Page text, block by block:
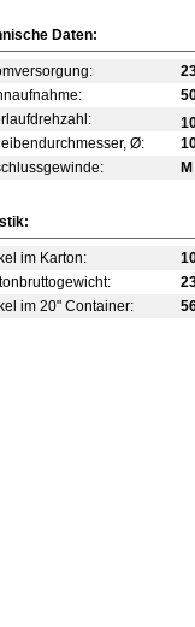
Daten:
Ø:
im Karton:
im 20" Container: